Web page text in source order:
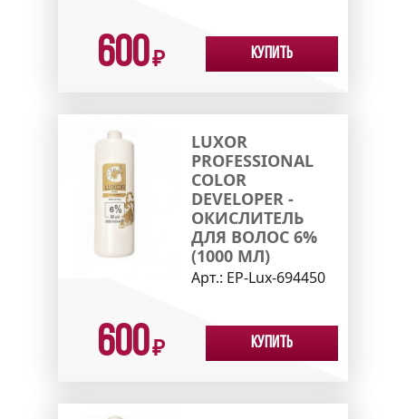
600₽ Купить
LUXOR
PROFESSIONAL
COLOR
DEVELOPER -
ОКИСЛИТЕЛЬ
ДЛЯ ВОЛОС 6%
(1000 МЛ)
Арт.: EP-Lux-694450
600₽ Купить